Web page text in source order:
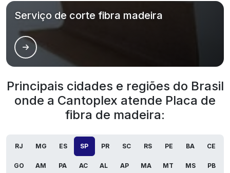
Serviço de corte fibra madeira
Principais cidades e regiões do Brasil
onde a Cantoplex atende Placa de
fibra de madeira:
RJ MG ES SP PR SC RS PE BA CE
GO AM PA AC AL AP MA MT MS PB